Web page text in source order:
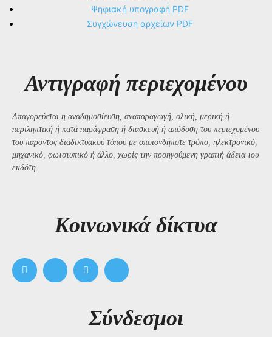
Ψηφιακή υπογραφή PDF
Συγχώνευση αρχείων PDF
Αντιγραφή περιεχομένου
Απαγορεύεται η αναδημοσίευση, αναπαραγωγή, ολική, μερική ή
περιληπτική ή κατά παράφραση ή διασκευή ή απόδοση του περιεχομένου
του παρόντος διαδικτυακού τόπου με οποιονδήποτε τρόπο, ηλεκτρονικό,
μηχανικό, φωτοτυπικό ή άλλο, χωρίς την προηγούμενη γραπτή άδεια του
εκδότη.
Kοινωνικά δίκτυα
Σύνδεσμοι